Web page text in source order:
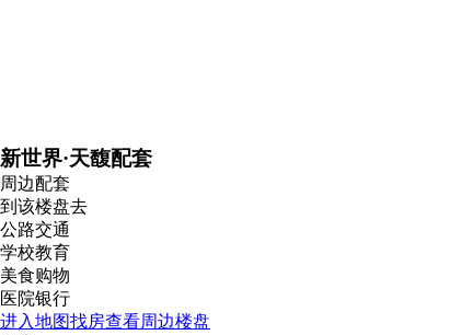
新世界·天馥配套
周边配套
到该楼盘去
公路交通
学校教育
美食购物
医院银行
进入地图找房查看周边楼盘